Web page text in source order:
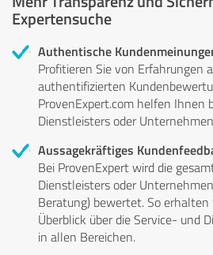
Expertensuche
Authentische
Profitieren Sie von Erfahrungen
authentifizierten
ProvenExpert.com helfen Ihnen
Dienstleisters oder
Aussagekräftiges
Bei ProvenExpert wird die
Dienstleisters oder
Beratung) bewertet. So
Überblick über die Service- und
in allen Bereichen.